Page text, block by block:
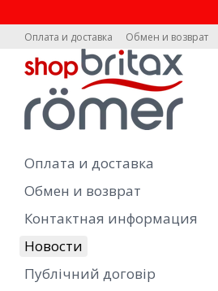
Оплата и доставка Обмен и возврат
Оплата и доставка
Обмен и возврат
Контактная информация
Новости
Публічний договір